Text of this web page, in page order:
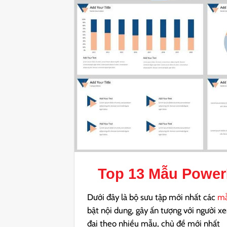
Top 13 Mẫu
Dưới đây là bộ sưu tập mới nhất các
bật nội dung, gây ấn tượng với người
đại theo nhiều mẫu, chủ đề mới nhất